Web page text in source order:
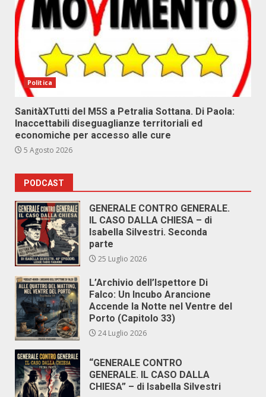
Politica
SanitàXTutti del M5S a Petralia Sottana. Di Paola:
Inaccettabili diseguaglianze territoriali ed
economiche per accesso alle cure
5 Agosto 2026
PODCAST
GENERALE CONTRO GENERALE.
IL CASO DALLA CHIESA – di
Isabella Silvestri. Seconda
parte
25 Luglio 2026
L’Archivio dell’Ispettore Di
Falco: Un Incubo Arancione
Accende la Notte nel Ventre del
Porto (Capitolo 33)
24 Luglio 2026
“GENERALE CONTRO
GENERALE. IL CASO DALLA
CHIESA” – di Isabella Silvestri